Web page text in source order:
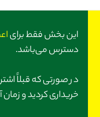
این بخش فقط برای
دسترس می‌باشد.
در صورتی‌ که قبلاً
خریداری کردید و